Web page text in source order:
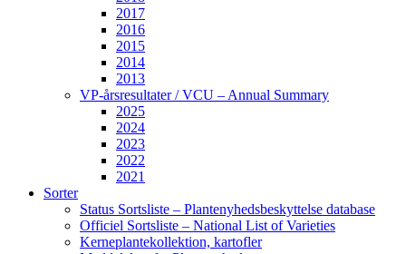
2017
2016
2015
2014
2013
VP-årsresultater / VCU – Annual Summary
2025
2024
2023
2022
2021
Sorter
Status Sortsliste – Plantenyhedsbeskyttelse database
Officiel Sortsliste – National List of Varieties
Kerneplantekollektion, kartofler